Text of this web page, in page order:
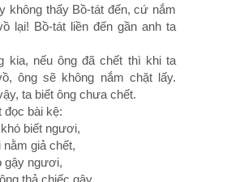
không thấy Bồ-tát đến, cứ nắm
lại! Bồ-tát liền đến gần anh ta
kia, nếu ông đã chết thì khi ta
ông sẽ không nắm chặt lấy.
ta biết ông chưa chết.
đọc bài kệ:
biết ngươi,
giả chết,
gậy ngươi,
thả chiếc gậy,